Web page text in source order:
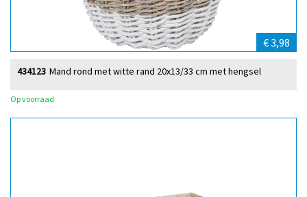
€ 3,98
Mand rond met witte rand 20x13/33 cm met hengsel
434123
Op voorraad